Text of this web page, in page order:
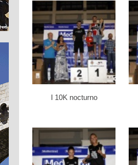
I 10K nocturno